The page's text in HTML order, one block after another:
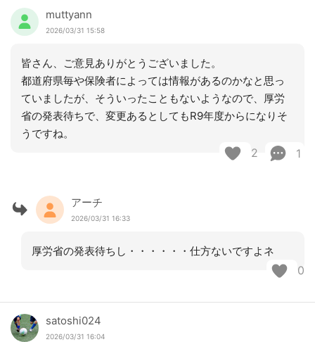
muttyann
2026/03/31 15:58
皆さん、ご意見ありがとうございました。
都道府県毎や保険者によっては情報があるのかなと思っ
ていましたが、そういったこともないようなので、厚労
省の発表待ちで、変更あるとしてもR9年度からになりそ
うですね。
2 1
アーチ
2026/03/31 16:33
厚労省の発表待ちし・・・・・・仕方ないですよネ
0
satoshi024
2026/03/31 16:04